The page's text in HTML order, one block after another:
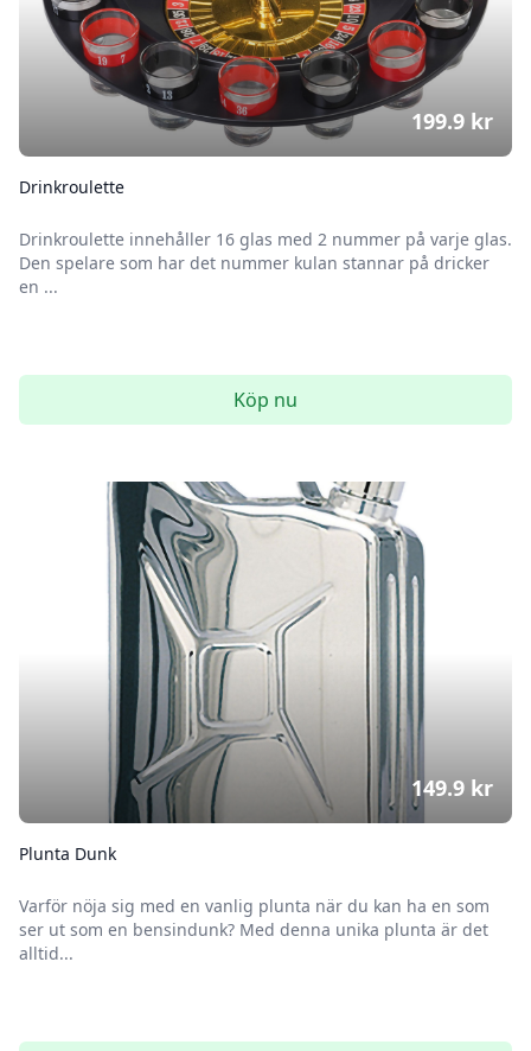
Drinkroulette
Drinkroulette innehåller 16 glas med 2 nummer på varje glas.
Den spelare som har det nummer kulan stannar på dricker
en ...
199.9 kr
Köp nu
Plunta Dunk
Varför nöja sig med en vanlig plunta när du kan ha en som
ser ut som en bensindunk? Med denna unika plunta är det
alltid...
149.9 kr